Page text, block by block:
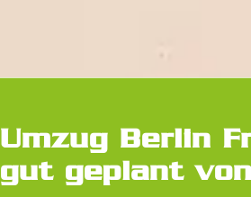
Umzug Berlin
gut geplant